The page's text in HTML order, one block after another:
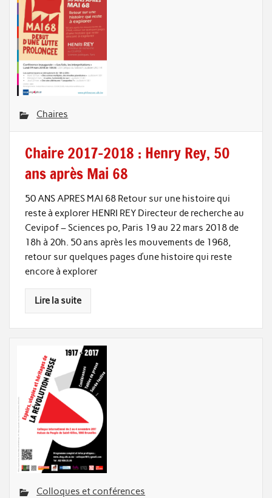
Chaires
Chaire 2017-2018 : Henry Rey, 50
ans après Mai 68
50 ANS APRES MAI 68 Retour sur une histoire qui
reste à explorer HENRI REY Directeur de recherche au
Cevipof – Sciences po, Paris 19 au 22 mars 2018 de
18h à 20h. 50 ans après les mouvements de 1968,
retour sur quelques pages d’une histoire qui reste
encore à explorer
Lire la suite
Colloques et conférences